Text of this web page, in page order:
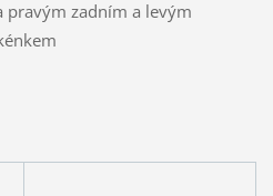
pravým zadním a levým